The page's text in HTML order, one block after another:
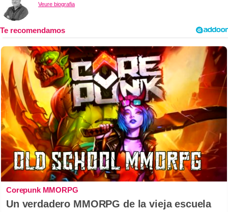
Veure biografia
Corepunk MMORPG
Un verdadero MMORPG de la vieja escuela